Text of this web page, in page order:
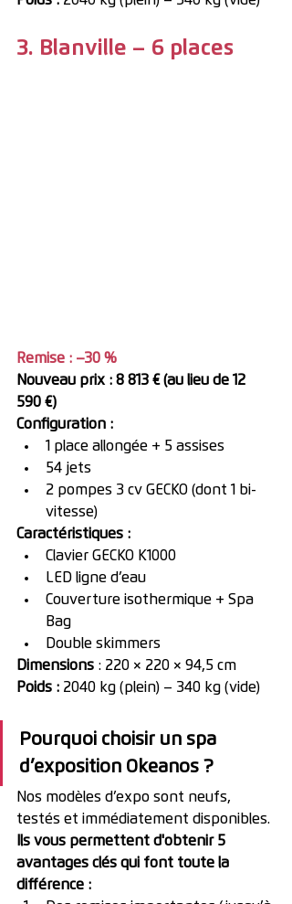
3. Blanville – 6 places
Remise : –30 %
Nouveau prix : 8 813 € (au lieu de 12
590 €)
Configuration :
1 place allongée + 5 assises
54 jets
2 pompes 3 cv GECKO (dont 1 bi-
vitesse)
Caractéristiques :
Clavier GECKO K1000
LED ligne d’eau
Couverture isothermique + Spa
Bag
Double skimmers
Dimensions : 220 × 220 × 94,5 cm
Poids : 2040 kg (plein) – 340 kg (vide)
Pourquoi choisir un spa
d’exposition Okeanos ?
Nos modèles d’expo sont neufs,
testés et immédiatement disponibles.
Ils vous permettent d'obtenir 5
avantages clés qui font toute la
différence :